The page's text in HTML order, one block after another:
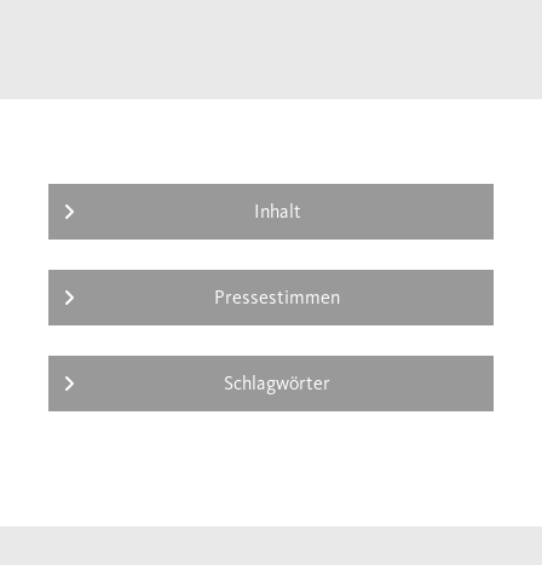
Inhalt
Pressestimmen
Schlagwörter